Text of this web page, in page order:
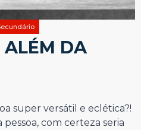
ALÉM DA
super versátil e eclética?!
com certeza seria